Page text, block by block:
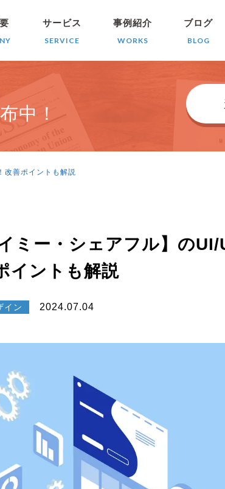
サービス
SERVICE
事例紹介
WORKS
ブログ
BLOG
中！
改善ポイントも解説
ミー・シェアフル】のUI/
イントも解説
イン 2024.07.04